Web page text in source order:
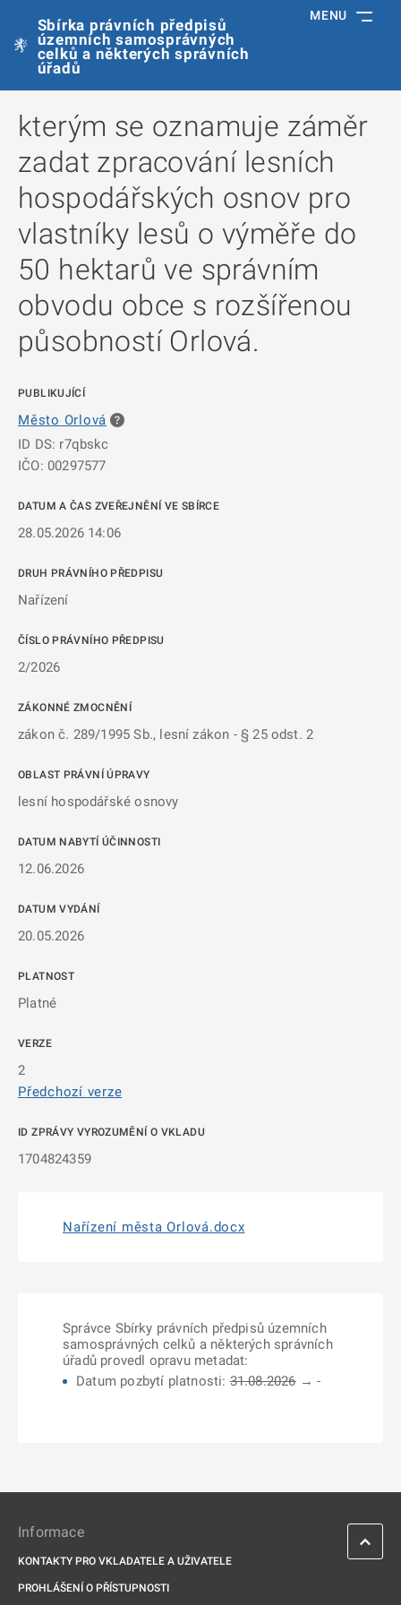
Sbírka právních předpisů
územních samosprávných
celků a některých správních
úřadů
MENU
kterým se oznamuje záměr
zadat zpracování lesních
hospodářských osnov pro
vlastníky lesů o výměře do
50 hektarů ve správním
obvodu obce s rozšířenou
působností Orlová.
PUBLIKUJÍCÍ
Město Orlová
ID DS: r7qbskc
IČO: 00297577
DATUM A ČAS ZVEŘEJNĚNÍ VE SBÍRCE
28.05.2026 14:06
DRUH PRÁVNÍHO PŘEDPISU
Nařízení
ČÍSLO PRÁVNÍHO PŘEDPISU
2/2026
ZÁKONNÉ ZMOCNĚNÍ
zákon č. 289/1995 Sb., lesní zákon - § 25 odst. 2
OBLAST PRÁVNÍ ÚPRAVY
lesní hospodářské osnovy
DATUM NABYTÍ ÚČINNOSTI
12.06.2026
DATUM VYDÁNÍ
20.05.2026
PLATNOST
Platné
VERZE
2
Předchozí verze
ID ZPRÁVY VYROZUMĚNÍ O VKLADU
1704824359
Nařízení města Orlová.docx
Správce Sbírky právních předpisů územních
samosprávných celků a některých správních
úřadů provedl opravu metadat:
Datum pozbytí platnosti:31.08.2026→ -
Informace
KONTAKTY PRO VKLADATELE A UŽIVATELE
PROHLÁŠENÍ O PŘÍSTUPNOSTI